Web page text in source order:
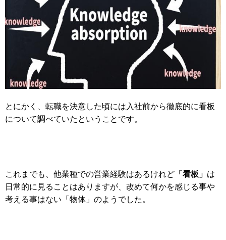
とにかく、転職を決意した頃には入社前から徹底的に看板
について調べていたということです。
これまでも、他業種での営業経験はあるけれど 「看板」 は
日常的に見ることはありますが、改めて何かを感じる事や
考える事はない「物体」のようでした。